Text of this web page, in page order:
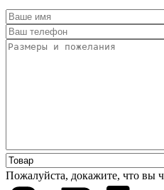
Пожалуйста, докажите, что вы